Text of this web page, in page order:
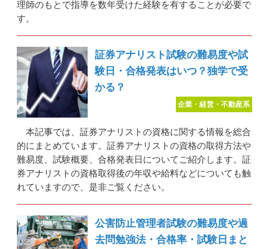
理師のもとで指導を数年受けた経験を有することが必要で
す。
証券アナリスト試験の難易度や試
験日・合格発表はいつ？独学で受
かる？
企業・経営・不動産系
本記事では、証券アナリストの資格に関する情報を総合
的にまとめています。証券アナリストの資格の取得方法や
難易度、試験概要、合格発表日についてご紹介します。証
券アナリストの資格取得後の年収や給料などについても触
れていますので、是非ご覧ください。
公害防止管理者試験の難易度や過
去問勉強法・合格率・試験日まと